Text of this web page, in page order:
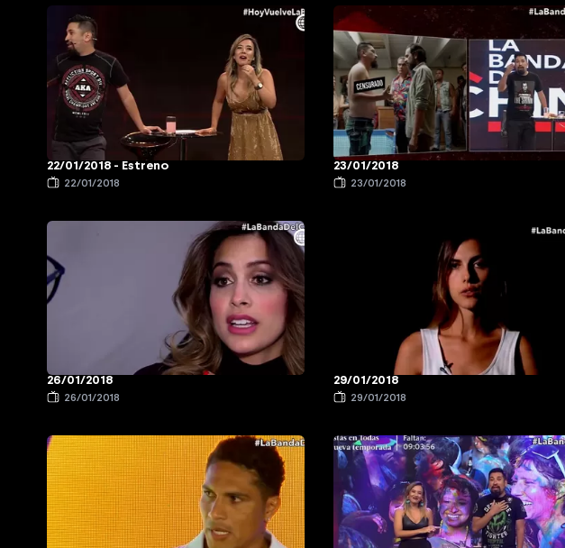
22/01/2018 - Estreno
22/01/2018
23/01/2018
23/01/2018
26/01/2018
26/01/2018
29/01/2018
29/01/2018